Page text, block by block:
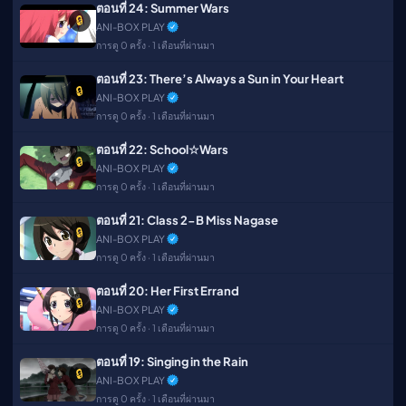
🔒
ตอนที่ 24: Summer Wars
ANI-BOX PLAY
การดู 0 ครั้ง · 1 เดือนที่ผ่านมา
🔒
ตอนที่ 23: There’s Always a Sun in Your Heart
ANI-BOX PLAY
การดู 0 ครั้ง · 1 เดือนที่ผ่านมา
🔒
ตอนที่ 22: School☆Wars
ANI-BOX PLAY
การดู 0 ครั้ง · 1 เดือนที่ผ่านมา
🔒
ตอนที่ 21: Class 2-B Miss Nagase
ANI-BOX PLAY
การดู 0 ครั้ง · 1 เดือนที่ผ่านมา
🔒
ตอนที่ 20: Her First Errand
ANI-BOX PLAY
การดู 0 ครั้ง · 1 เดือนที่ผ่านมา
🔒
ตอนที่ 19: Singing in the Rain
ANI-BOX PLAY
การดู 0 ครั้ง · 1 เดือนที่ผ่านมา